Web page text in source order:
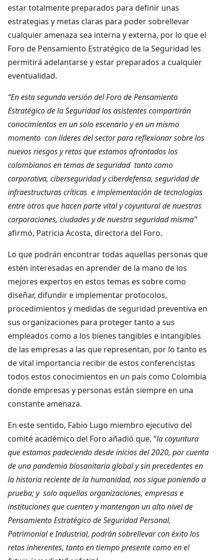
estar totalmente preparados para definir unas
estrategias y metas claras para poder sobrellevar
cualquier amenaza sea interna y externa, por lo que el
Foro de Pensamiento Estratégico de la Seguridad les
permitirá adelantarse y estar preparados a cualquier
eventualidad.
“En esta segunda versión del Foro de Pensamiento
Estratégico de la Seguridad los asistentes compartirán
conocimientos en un solo escenario y en un mismo
momento con líderes del sector para reflexionar sobre los
nuevos riesgos y retos que estamos afrontados los
colombianos en temas de seguridad tanto como
corporativa, ciberseguridad y ciberdefensa, seguridad de
infraestructuras críticas e implementación de tecnologías
entre otros que hacen parte vital y coyuntural de nuestras
corporaciones, ciudades y de nuestra seguridad misma”
afirmó, Patricia Acosta, directora del Foro.
Lo que podrán encontrar todas aquellas personas que
estén interesadas en aprender de la mano de los
mejores expertos en estos temas es sobre como
diseñar, difundir e implementar protocolos,
procedimientos y medidas de seguridad preventiva en
sus organizaciones para proteger tanto a sus
empleados como a los bienes tangibles e intangibles
de las empresas a las que representan, por lo tanto es
de vital importancia recibir de estos conferencistas
todos estos conocimientos en un país como Colombia
donde empresas y personas están siempre en una
constante amenaza.
En este sentido, Fabio Lugo miembro ejecutivo del
comité académico del Foro añadió que, “la coyuntura
que estamos padeciendo desde inicios del 2020, por cuenta
de una pandemia biosanitaria global y sin precedentes en
la historia reciente de la humanidad, nos sigue poniendo a
prueba; y solo aquellas organizaciones, empresas e
instituciones que cuenten y mantengan un alto nivel de
Pensamiento Estratégico de Seguridad Personal,
Patrimonial e Industrial, podrán sobrellevar con éxito los
retos inherentes, tanto en tiempo presente como en el